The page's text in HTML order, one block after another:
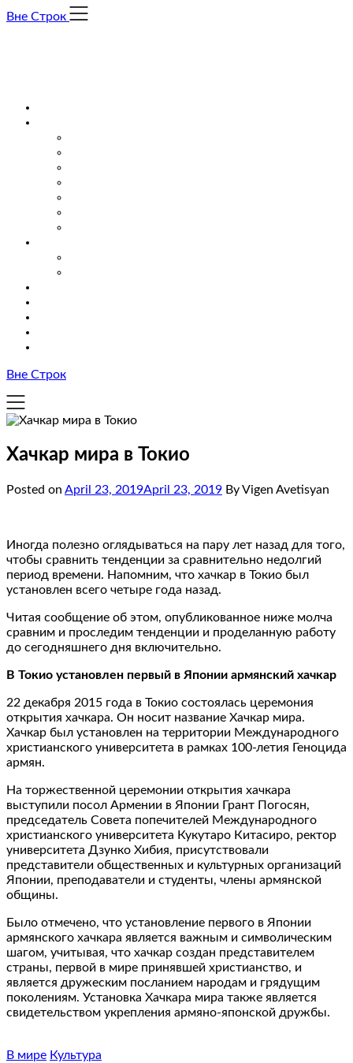
Skip
Вне Строк
Вне Строк
Хачкар мира в Токио
Posted on April 23, 2019April 23, 2019 By Vigen Avetisyan
Иногда полезно оглядываться на пару лет назад для того,
чтобы сравнить тенденции за сравнительно недолгий
период времени. Напомним, что хачкар в Токио был
установлен всего четыре года назад.
Читая сообщение об этом, опубликованное ниже молча
сравним и проследим тенденции и проделанную работу
до сегодняшнего дня включительно.
В Токио установлен первый в Японии армянский хачкар
22 декабря 2015 года в Токио состоялась церемония
открытия хачкара. Он носит название Хачкар мира.
Хачкар был установлен на территории Международного
христианского университета в рамках 100-летия Геноцида
армян.
На торжественной церемонии открытия хачкара
выступили посол Армении в Японии Грант Погосян,
председатель Совета попечителей Международного
христианского университета Кукутаро Китасиро, ректор
университета Дзунко Хибия, присутствовали
представители общественных и культурных организаций
Японии, преподаватели и студенты, члены армянской
общины.
Было отмечено, что установление первого в Японии
армянского хачкара является важным и символическим
шагом, учитывая, что хачкар создан представителем
страны, первой в мире принявшей христианство, и
является дружеским посланием народам и грядущим
поколениям. Установка Хачкара мира также является
свидетельством укрепления армяно-японской дружбы.
В мире Культура